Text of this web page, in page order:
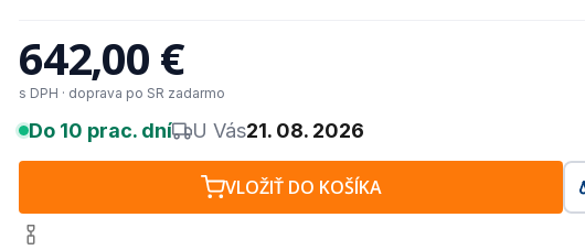
642,00 €
s DPH · doprava po SR zadarmo
Do 10 prac. dní U Vás21. 08. 2026
VLOŽIŤ DO KOŠÍKA